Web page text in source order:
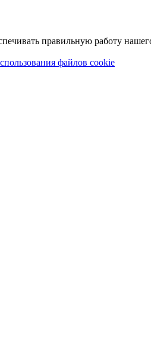
правильную работу
файлов cookie